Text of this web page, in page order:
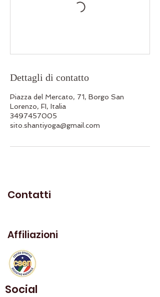
Dettagli di contatto
Piazza del Mercato, 71, Borgo San
Lorenzo, FI, Italia
3497457005
sito.shantiyoga@gmail.com
Contatti
Affiliazioni
Social